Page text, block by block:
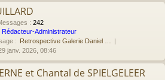
: 242
Rédacteur-Administrateur
: Retrospective Galerie Daniel …
29 janv. 2026, 08:46
et Chantal de SPIELGELEER